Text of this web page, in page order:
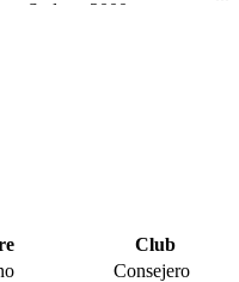
Sydney 2000 se
Club
Consejero